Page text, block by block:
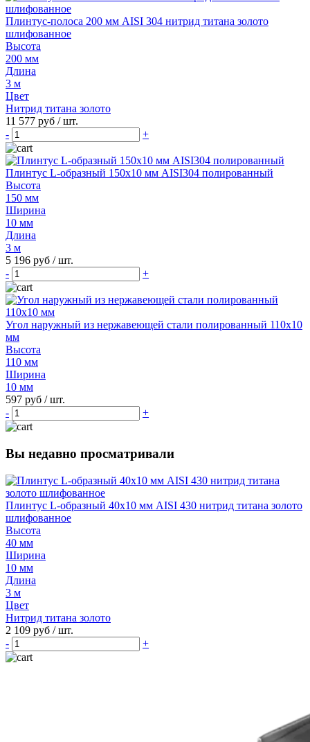
Плинтус-полоса 200 мм AISI 304 нитрид титана золото
шлифованное
Высота
200 мм
Длина
3 м
Цвет
Нитрид титана золото
11 577 руб / шт.
-
+
Плинтус L-образный 150х10 мм AISI304 полированный
Высота
150 мм
Ширина
10 мм
Длина
3 м
5 196 руб / шт.
-
+
Угол наружный из нержавеющей стали полированный 110х10
мм
Высота
110 мм
Ширина
10 мм
597 руб / шт.
-
+
Вы недавно просматривали
Плинтус L-образный 40х10 мм AISI 430 нитрид титана золото
шлифованное
Высота
40 мм
Ширина
10 мм
Длина
3 м
Цвет
Нитрид титана золото
2 109 руб / шт.
-
+